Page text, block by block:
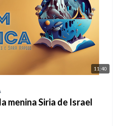
11:40
menina Siria de Israel